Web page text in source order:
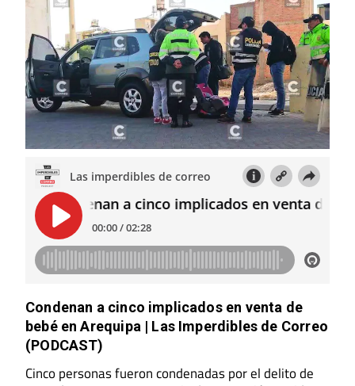
Condenan a cinco implicados en venta de
bebé en Arequipa | Las Imperdibles de Correo
(PODCAST)
Cinco personas fueron condenadas por el delito de